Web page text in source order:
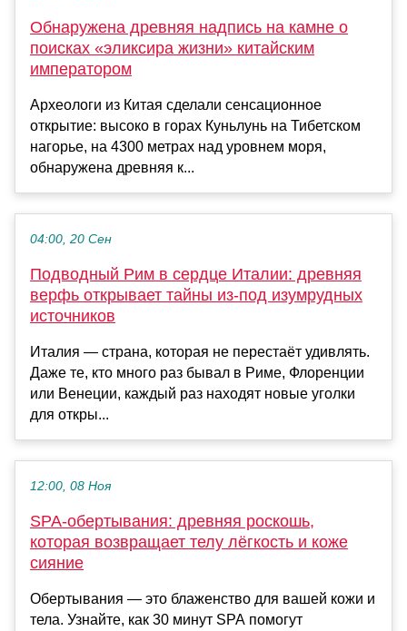
Обнаружена древняя надпись на камне о
поисках «эликсира жизни» китайским
императором
Археологи из Китая сделали сенсационное
открытие: высоко в горах Куньлунь на Тибетском
нагорье, на 4300 метрах над уровнем моря,
обнаружена древняя к...
04:00, 20 Сен
Подводный Рим в сердце Италии: древняя
верфь открывает тайны из-под изумрудных
источников
Италия — страна, которая не перестаёт удивлять.
Даже те, кто много раз бывал в Риме, Флоренции
или Венеции, каждый раз находят новые уголки
для откры...
12:00, 08 Ноя
SPA-обертывания: древняя роскошь,
которая возвращает телу лёгкость и коже
сияние
Обертывания — это блаженство для вашей кожи и
тела. Узнайте, как 30 минут SPA помогут